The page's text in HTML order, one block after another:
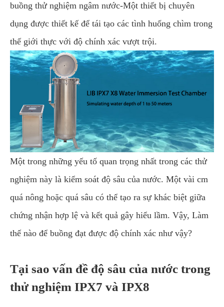
buồng thử nghiệm ngâm nước-Một thiết bị chuyên
dụng được thiết kế để tái tạo các tình huống chìm trong
thế giới thực với độ chính xác vượt trội.
Một trong những yếu tố quan trọng nhất trong các thử
nghiệm này là kiểm soát độ sâu của nước. Một vài cm
quá nông hoặc quá sâu có thể tạo ra sự khác biệt giữa
chứng nhận hợp lệ và kết quả gây hiểu lầm. Vậy, Làm
thế nào để buồng đạt được độ chính xác như vậy?
Tại sao vấn đề độ sâu của nước trong
thử nghiệm IPX7 và IPX8